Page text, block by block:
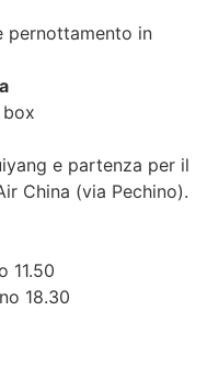
pernottamento in
e partenza per il
China (via Pechino).
11.50
18.30